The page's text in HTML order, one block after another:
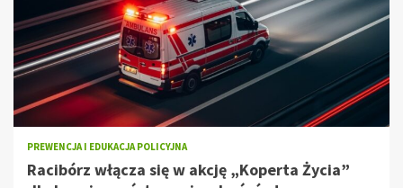
PREWENCJA I EDUKACJA POLICYJNA
Racibórz włącza się w akcję „Koperta Życia”